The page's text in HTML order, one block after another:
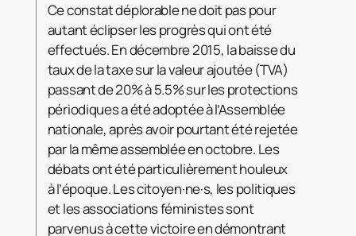
Ce constat déplorable ne doit pas pour
autant éclipser les progrès qui ont été
effectués. En décembre 2015, la baisse du
taux de la taxe sur la valeur ajoutée (TVA)
passant de 20% à 5.5% sur les protections
périodiques a été adoptée à l’Assemblée
nationale, après avoir pourtant été rejetée
par la même assemblée en octobre. Les
débats ont été particulièrement houleux
à l’époque. Les citoyen·ne·s, les politiques
et les associations féministes sont
parvenus à cette victoire en démontrant